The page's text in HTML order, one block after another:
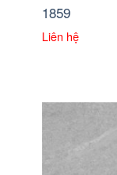
1859
Liên hệ